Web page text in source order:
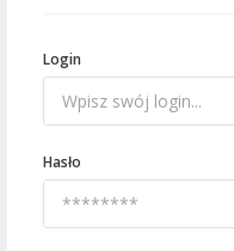
Login
Hasło